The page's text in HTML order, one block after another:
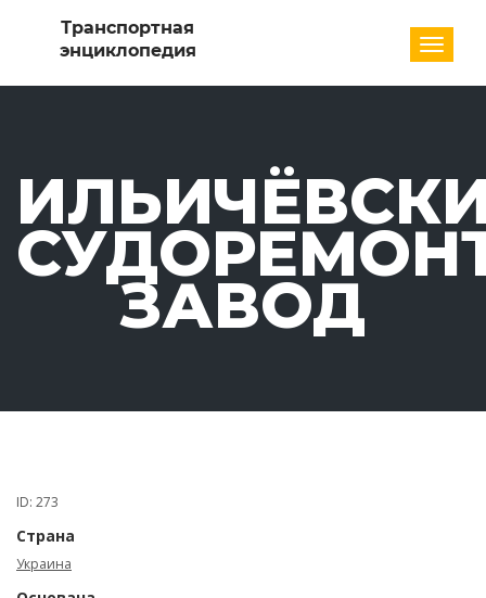
ЗАВОД
ID: 273
Страна
Украина